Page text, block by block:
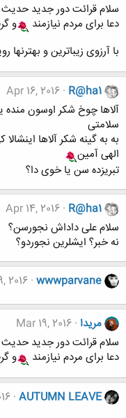
سلام قرائت دور جدید حدیث
دعا برای مردم نیازمند
و
با آرزوی زیباترین و بهترنها
R@ha1
Apr 16, 2016
آلاها چوخ شکر اوسون منده
سلامتی
به به گینه شکر آلاها
الهی آمین
تبریزده سن یا خوی دا؟
R@ha1
Apr 14, 2016
سلام علی داداش نجورسن؟
نه خبر؟ ایشلرین نجوردو؟
wwwparvane
2016
مریدا Mar 19, 2016
سلام قرائت دور جدید حدیث
دعا برای مردم نیازمند
و
AUTUMN LEAVE